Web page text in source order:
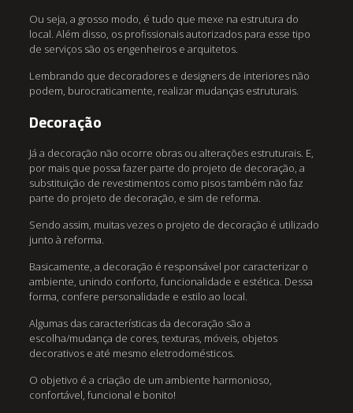
Ou seja, a grosso modo, é tudo que mexe na estrutura do
local. Além disso, os profissionais autorizados para esse tipo
de serviços são os engenheiros e arquitetos.
Lembrando que decoradores e designers de interiores não
podem, burocraticamente, realizar mudanças estruturais.
Decoração
Já a decoração não ocorre obras ou alterações estruturais. E,
por mais que possa fazer parte do projeto de decoração, a
substituição de revestimentos como pisos também não faz
parte do projeto de decoração, e sim de reforma.
Sendo assim, muitas vezes o projeto de decoração é utilizado
junto à reforma.
Basicamente, a decoração é responsável por caracterizar o
ambiente, unindo conforto, funcionalidade e estética. Dessa
forma, confere personalidade e estilo ao local.
Algumas das características da decoração são a
escolha/mudança de cores, texturas, móveis, objetos
decorativos e até mesmo eletrodomésticos.
O objetivo é a criação de um ambiente harmonioso,
confortável, funcional e bonito!